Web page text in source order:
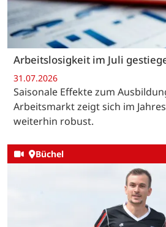
Arbeitslosigkeit im Juli
31.07.2026
Saisonale Effekte zum
Arbeitsmarkt zeigt sich im
weiterhin robust.
Büchel